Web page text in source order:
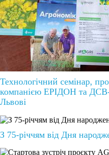
Технологічний семінар,
компанією ЕРІДОН та
Львові
З 75-річчям від Дня